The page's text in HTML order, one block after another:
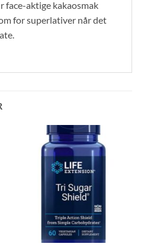
face-aktige kakaosmak
for superlativer når det